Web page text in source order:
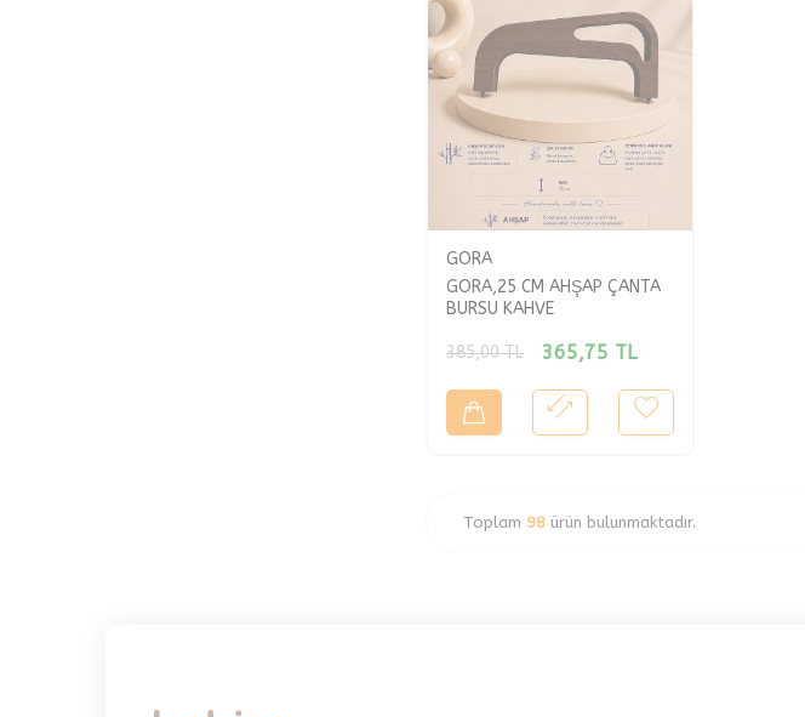
GORA
GORA,25 CM AHŞAP ÇANTA
BURSU KAHVE
385,00TL 365,75 TL
Toplam 98 ürün bulunmaktadır.